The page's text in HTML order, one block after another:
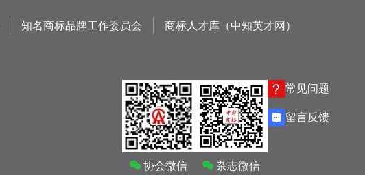
知名商标品牌工作委员会 商标人才库（中知英才网）
协会微信 杂志微信
常见问题
留言反馈